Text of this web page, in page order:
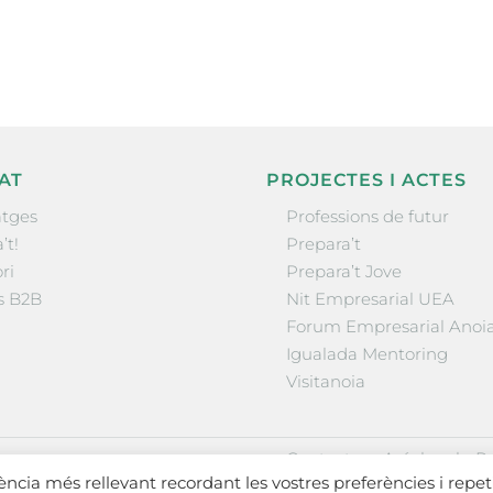
B2B
PROJECTES I ACTES
Professions de futur
Prepara’t
Prepara’t Jove
Nit Empresarial UEA
Forum Empresarial
Igualada Mentoring
Visitanoia
Contactar·Avís legal·
més rellevant recordant les vostres preferències i